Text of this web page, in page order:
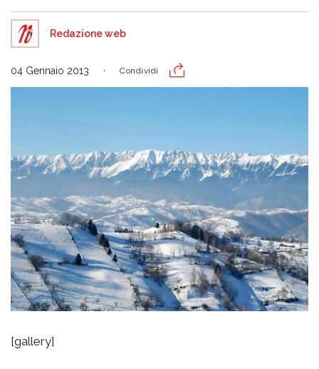
Redazione web
04 Gennaio 2013 Condividi
[gallery]